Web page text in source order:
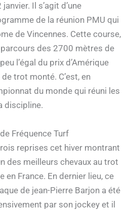
Il s’agit d’une
de la réunion PMU qui
de Vincennes. Cette course,
des 2700 mètres de
l’égal du prix d’Amérique
trot monté. C’est, en
du monde qui réuni les
discipline.
Fréquence Turf
reprises cet hiver montrant
des meilleurs chevaux au trot
en France. En dernier lieu, ce
de jean-Pierre Barjon a été
par son jockey et il